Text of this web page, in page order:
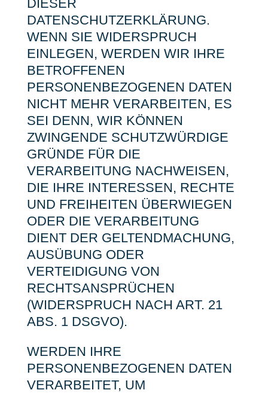
DIESER
DATENSCHUTZERKLÄRUNG.
WENN SIE WIDERSPRUCH
EINLEGEN, WERDEN WIR IHRE
BETROFFENEN
PERSONENBEZOGENEN DATEN
NICHT MEHR VERARBEITEN, ES
SEI DENN, WIR KÖNNEN
ZWINGENDE SCHUTZWÜRDIGE
GRÜNDE FÜR DIE
VERARBEITUNG NACHWEISEN,
DIE IHRE INTERESSEN, RECHTE
UND FREIHEITEN ÜBERWIEGEN
ODER DIE VERARBEITUNG
DIENT DER GELTENDMACHUNG,
AUSÜBUNG ODER
VERTEIDIGUNG VON
RECHTSANSPRÜCHEN
(WIDERSPRUCH NACH ART. 21
ABS. 1 DSGVO).
WERDEN IHRE
PERSONENBEZOGENEN DATEN
VERARBEITET, UM